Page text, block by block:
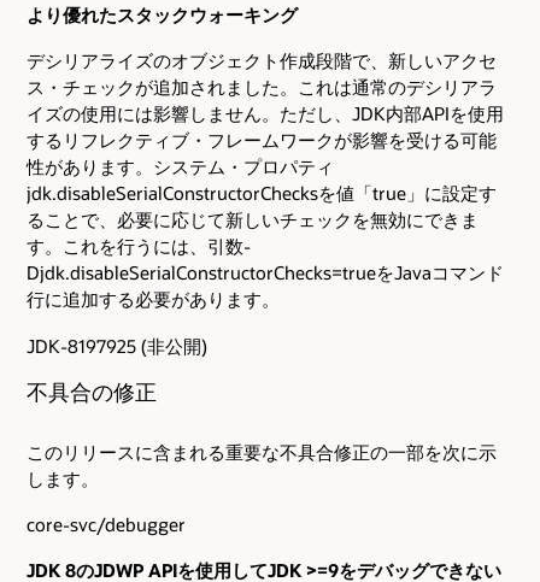
より優れたスタックウォーキング
デシリアライズのオブジェクト作成段階で、新しいアクセ
ス・チェックが追加されました。これは通常のデシリアラ
イズの使用には影響しません。ただし、JDK内部APIを使用
するリフレクティブ・フレームワークが影響を受ける可能
性があります。システム・プロパティ
jdk.disableSerialConstructorChecksを値「true」に設定す
ることで、必要に応じて新しいチェックを無効にできま
す。これを行うには、引数-
Djdk.disableSerialConstructorChecks=trueをJavaコマンド
行に追加する必要があります。
JDK-8197925 (非公開)
不具合の修正
このリリースに含まれる重要な不具合修正の一部を次に示
します。
core-svc/debugger
JDK 8のJDWP APIを使用してJDK >=9をデバッグできない